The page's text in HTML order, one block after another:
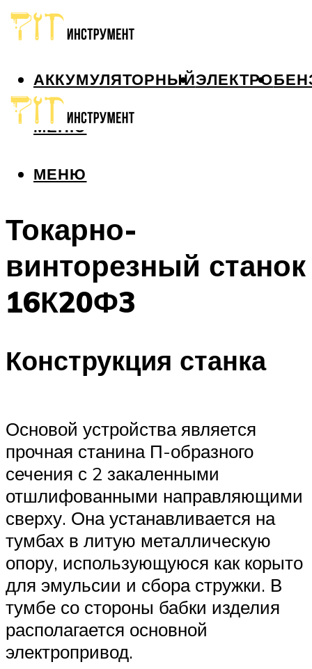
АККУМУЛЯТОРНЫЙЭЛЕКТРО
МЕНЮ
МЕНЮ
Токарно-
винторезный станок
16К20Ф3
Конструкция станка
Основой устройства является
прочная станина П-образного
сечения с 2 закаленными
отшлифованными направляющими
сверху. Она устанавливается на
тумбах в литую металлическую
опору, использующуюся как корыто
для эмульсии и сбора стружки. В
тумбе со стороны бабки изделия
располагается основной
электропривод.